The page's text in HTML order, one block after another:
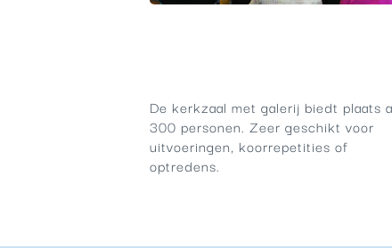
De kerkzaal met galerij biedt plaats
300 personen. Zeer geschikt voor
uitvoeringen, koorrepetities of
optredens.